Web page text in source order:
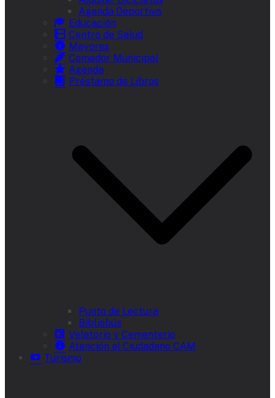
Agenda Deportiva
Educación
Centro de Salud
Mayores
Comedor Municipal
Agenda
Préstamo de Libros
Punto de Lectura
Bibliobús
Velatorio y Cementerio
Atención al Ciudadano CAM
Turismo